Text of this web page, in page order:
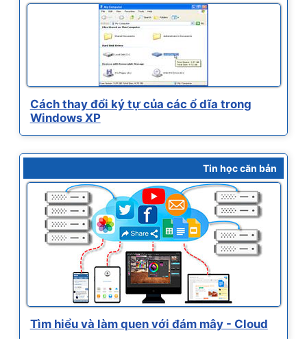
Cách thay đổi ký tự của các ổ dĩa trong
Windows XP
Tin học căn bản
Tìm hiểu và làm quen với đám mây - Cloud